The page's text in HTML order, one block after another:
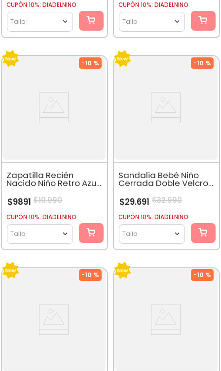
CUPÓN 10%: DIADELNINO
Talla
CUPÓN 10%: DIADELNINO
Talla
Zapatilla Recién
Nacido Niño Retro Azul
-10 %
$9891 $10.990
CUPÓN 10%: DIADELNINO
Talla
Sandalia Bebé Niño
Cerrada Doble Velcro
-10 %
$29.691 $32.990
CUPÓN 10%: DIADELNINO
Talla
-10 % -10 %